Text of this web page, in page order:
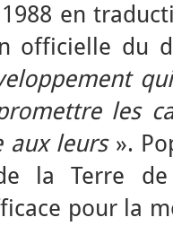
en
officielle du
les
aux leurs».
la Terre
pour la